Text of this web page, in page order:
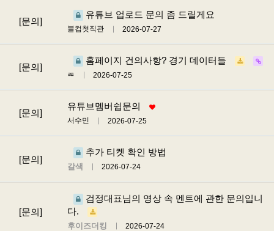
[문의]
유튜브 업로드 문의 좀 드릴게요
블컴첫직관 2026-07-27
[문의]
홈페이지 건의사항? 경기 데이터들
ㄿ 2026-07-25
[문의]
유튜브멤버쉽문의
서수민 2026-07-25
[문의]
추가 티켓 확인 방법
갈색 2026-07-24
[문의]
검정대표님의 영상 속 멘트에 관한 문의입니
다.
후이즈더킹 2026-07-24